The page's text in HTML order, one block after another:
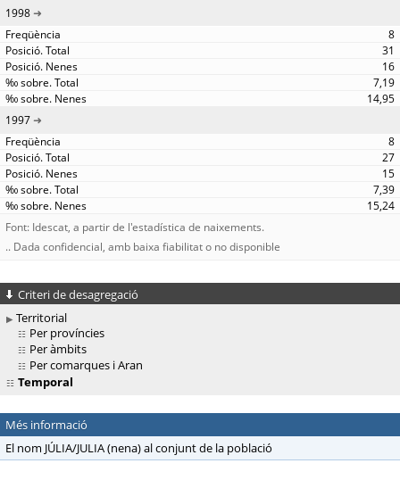
1998
8
31
16
7,19
14,95
1997
8
27
15
7,39
15,24
Font: Idescat, a partir de l'estadística de naixements.
.. Dada confidencial, amb baixa fiabilitat o no disponible
Criteri de desagregació
Territorial
Per províncies
Per àmbits
Per comarques i Aran
Temporal
Més informació
El nom JÚLIA/JULIA (nena) al conjunt de la població